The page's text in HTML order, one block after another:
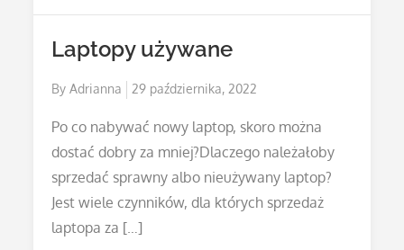
Laptopy używane
ByAdrianna
Posted
29 października, 2022
Po co nabywać nowy laptop, skoro można
dostać dobry za mniej?Dlaczego należałoby
sprzedać sprawny albo nieużywany laptop?
Jest wiele czynników, dla których sprzedaż
laptopa za […]